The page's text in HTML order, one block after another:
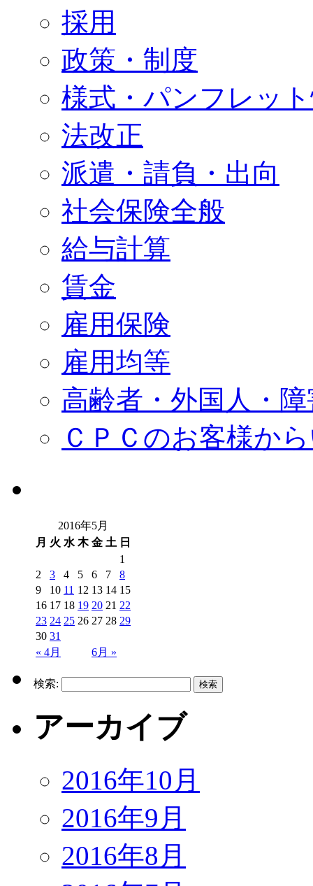
採用
政策・制度
様式・パンフレッ
法改正
派遣・請負・出向
社会保険全般
給与計算
賃金
雇用保険
雇用均等
高齢者・外国人・
ＣＰＣのお客様か
2016年5月
月 火 水 木 金 土 日
« 4月 6月 »
1
2
3 4 5 6 7
8
9
10 11 12 13 14 15
16 17 18 19 20 21 22
23 24 25 26 27 28 29
30 31
検索:
アーカイブ
2016年10月
2016年9月
2016年8月